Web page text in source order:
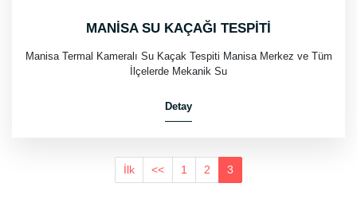
MANİSA SU KAÇAĞI TESPİTİ
Manisa Termal Kameralı Su Kaçak Tespiti Manisa Merkez ve Tüm
İlçelerde Mekanik Su
Detay
İlk << 1 2 3